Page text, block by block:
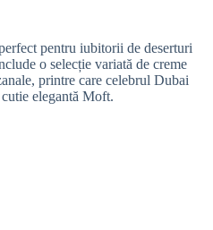
pentru iubitorii de deserturi
o selecție variată de creme
printre care celebrul Dubai
elegantă Moft.